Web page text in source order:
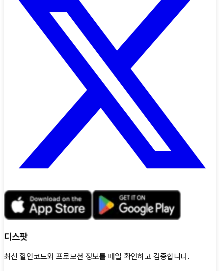
디스팟
최신 할인코드와 프로모션 정보를 매일 확인하고 검증합니다.